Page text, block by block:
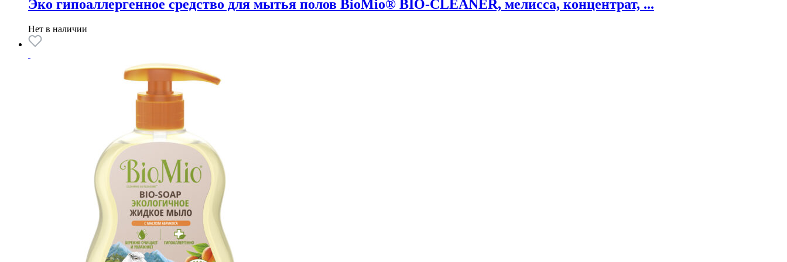
Эко гипоаллергенное средство для мытья полов BioMio® BIO-CLEANER, мелисса, концентрат, ...
Нет в наличии